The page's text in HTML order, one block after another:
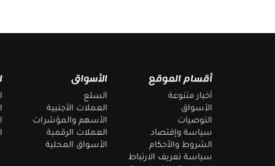
أقسام الموقع
أخبار متنوعة
الأسواق
التوصيات
سياسة وإقتصاد
الشروط والأحكام
سياسة تعريف الارتباط
الأسواق
السلع
العملات الأجنبية
الأسهم والمؤشرات
العملات الرقمية
الأسواق المحلية